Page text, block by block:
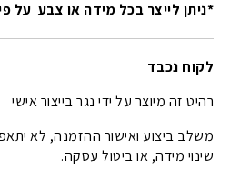
*ניתן לייצר בכל מידה או צבע על
לקוח נכבד
רהיט זה מיוצר על ידי נגר בייצור אישי
משלב ביצוע ואישור ההזמנה, לא
שינוי מידה, או ביטול עסקה.